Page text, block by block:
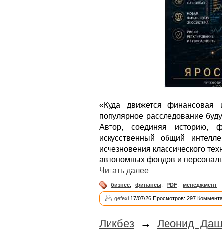
«Куда движется
популярное расследование
Автор, соединяя историю,
искусственный общий
исчезновения классического
автономных фондов и
Читать далее
бизнес финансы PDF менеджмент
gefexi 17/07/26 Просмотров: 297
Ликбез → Леонид